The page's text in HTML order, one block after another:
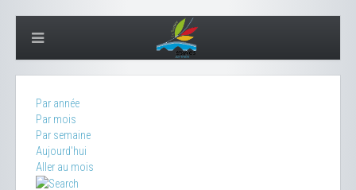
Par année
Par mois
Par semaine
Aujourd'hui
Aller au mois